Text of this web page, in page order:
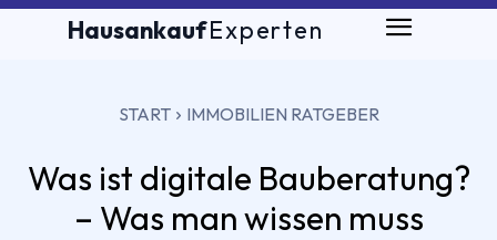
HausankaufExperten
START IMMOBILIEN RATGEBER
Was ist digitale Bauberatung?
– Was man wissen muss